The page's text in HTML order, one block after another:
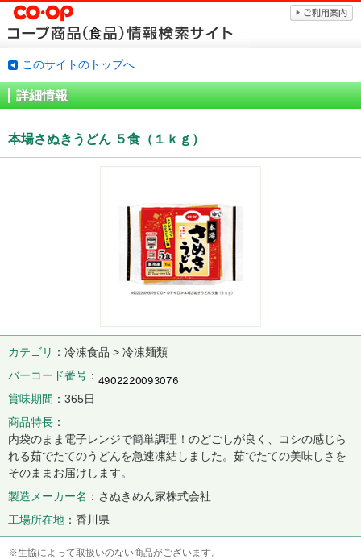
このサイトのトップへ
詳細情報
本場さぬきうどん ５食（１ｋｇ）
カテゴリ
冷凍食品 > 冷凍麺類
バーコード番号
賞味期間
365日
商品特長
内袋のまま電子レンジで簡単調理！のどごしが良く、コシの感じら
れる茹でたてのうどんを急速凍結しました。茹でたての美味しさを
そのままお届けします。
製造メーカー名
さぬきめん家株式会社
工場所在地
香川県
※生協によって取扱いのない商品がございます。